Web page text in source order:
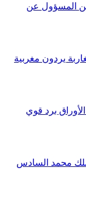
المسؤول عن
يردون مغربية
برد قوي
محمد السادس